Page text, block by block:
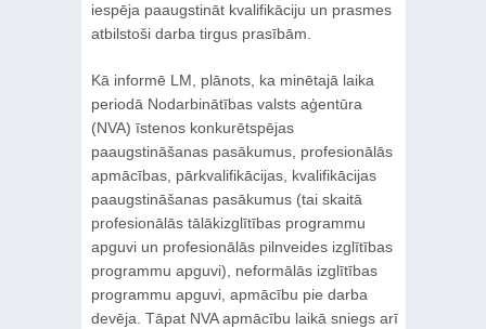
iespēja paaugstināt kvalifikāciju un prasmes
atbilstoši darba tirgus prasībām.
Kā informē LM, plānots, ka minētajā laika
periodā Nodarbinātības valsts aģentūra
(NVA) īstenos konkurētspējas
paaugstināšanas pasākumus, profesionālās
apmācības, pārkvalifikācijas, kvalifikācijas
paaugstināšanas pasākumus (tai skaitā
profesionālās tālākizglītības programmu
apguvi un profesionālās pilnveides izglītības
programmu apguvi), neformālās izglītības
programmu apguvi, apmācību pie darba
devēja. Tāpat NVA apmācību laikā sniegs arī